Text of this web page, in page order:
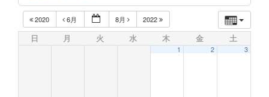
2020 6月 8月 2022
日 月 火 水 木 金 土
1 2 3